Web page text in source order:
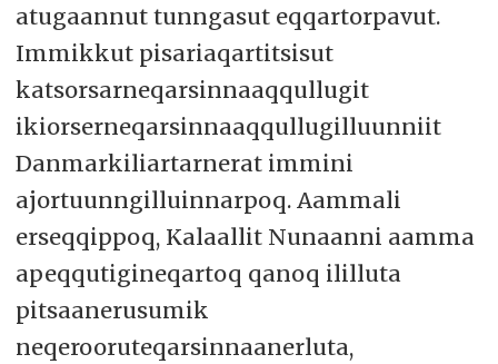
atugaannut tunngasut eqqartorpavut.
Immikkut pisariaqartitsisut
katsorsarneqarsinnaaqqullugit
ikiorserneqarsinnaaqqullugilluunniit
Danmarkiliartarnerat immini
ajortuunngilluinnarpoq. Aammali
erseqqippoq, Kalaallit Nunaanni aamma
apeqqutigineqartoq qanoq ililluta
pitsaanerusumik
neqerooruteqarsinnaanerluta,